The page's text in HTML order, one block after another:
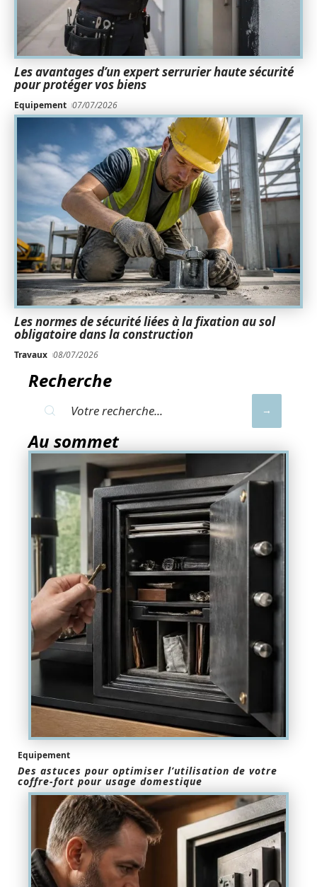
Les avantages d’un expert serrurier haute sécurité
pour protéger vos biens
Equipement 07/07/2026
Les normes de sécurité liées à la fixation au sol
obligatoire dans la construction
Travaux 08/07/2026
Recherche
Au sommet
Equipement
Des astuces pour optimiser l’utilisation de votre
coffre-fort pour usage domestique